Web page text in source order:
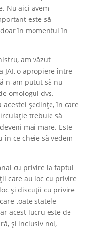
Nu aici avem
este să
în momentul în
am văzut
JAI, o apropiere între
n-am putut să nu
omologul dvs.
ședințe, în care
trebuie să
mai mare. Este
în ce cheie să vedem
cu privire la faptul
care au loc cu privire
și discuții cu privire
toate statele
acest lucru este de
și inclusiv noi,